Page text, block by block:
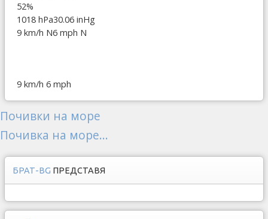
52%
1018 hPa30.06 inHg
9 km/h N6 mph N
9 km/h 6 mph
Почивки на море
Почивка на море...
БРАТ-BG ПРЕДСТАВЯ